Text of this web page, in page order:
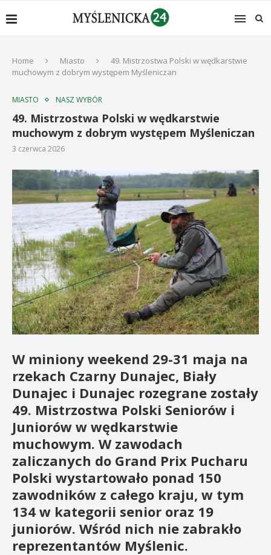
Home Miasto
49. Mistrzostwa Polski w wędkarstwie
muchowym z dobrym występem Myśleniczan
MIASTO NASZ WYBÓR
49. Mistrzostwa Polski w wędkarstwie
muchowym z dobrym występem Myśleniczan
3 czerwca 2026
W miniony weekend 29-31 maja na
rzekach Czarny Dunajec, Biały
Dunajec i Dunajec rozegrane zostały
49. Mistrzostwa Polski Seniorów i
Juniorów w wędkarstwie
muchowym. W zawodach
zaliczanych do Grand Prix Pucharu
Polski wystartowało ponad 150
zawodników z całego kraju, w tym
134 w kategorii senior oraz 19
juniorów. Wśród nich nie zabrakło
reprezentantów Myślenic.